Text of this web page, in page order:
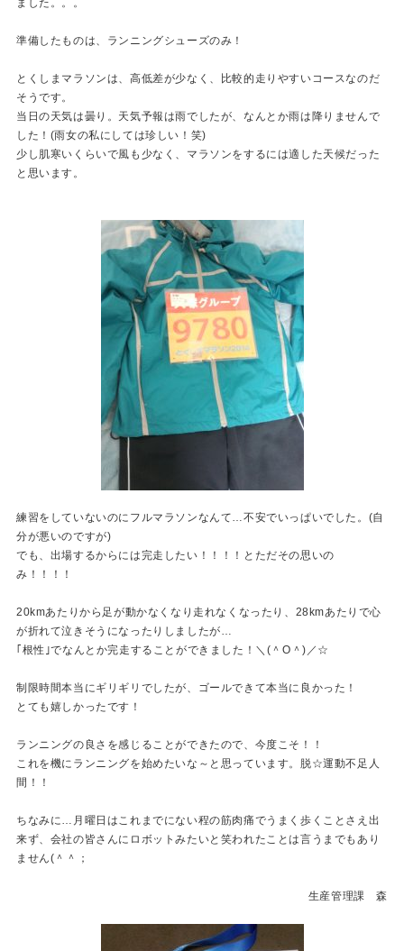
ました。。。
準備したものは、ランニングシューズのみ！
とくしまマラソンは、高低差が少なく、比較的走りやすいコースなのだ
そうです。
当日の天気は曇り。天気予報は雨でしたが、なんとか雨は降りませんで
した！(雨女の私にしては珍しい！笑)
少し肌寒いくらいで風も少なく、マラソンをするには適した天候だった
と思います。
練習をしていないのにフルマラソンなんて…不安でいっぱいでした。(自
分が悪いのですが)
でも、出場するからには完走したい！！！！とただその思いの
み！！！！
20kmあたりから足が動かなくなり走れなくなったり、28kmあたりで心
が折れて泣きそうになったりしましたが…
｢根性｣でなんとか完走することができました！＼(＾O＾)／☆
制限時間本当にギリギリでしたが、ゴールできて本当に良かった！
とても嬉しかったです！
ランニングの良さを感じることができたので、今度こそ！！
これを機にランニングを始めたいな～と思っています。脱☆運動不足人
間！！
ちなみに…月曜日はこれまでにない程の筋肉痛でうまく歩くことさえ出
来ず、会社の皆さんにロボットみたいと笑われたことは言うまでもあり
ません(＾＾；
生産管理課 森